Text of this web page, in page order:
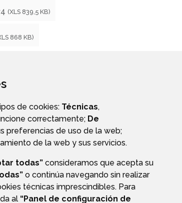
de cookies: Técnicas,
correctamente; De
preferencias de uso de la web;
de la web y sus servicios.
todas” consideramos que acepta su
o continúa navegando sin realizar
técnicas imprescindibles. Para
al “Panel de configuración de
(XLS 839,5 KB)
868 KB)